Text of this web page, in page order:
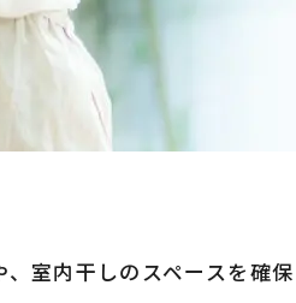
室内干しのスペースを確保